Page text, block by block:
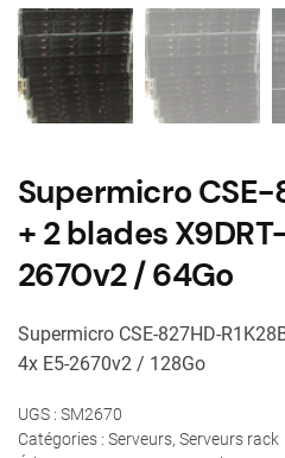
Supermicro CSE-
+ 2 blades
2670v2 / 64Go
Supermicro CSE-827HD-
4x E5-2670v2 / 128Go
UGS : SM2670
Catégories : Serveurs, Serveurs rack